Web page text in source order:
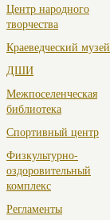
Центр народного
творчества
Краеведческий музей
ДШИ
Межпоселенческая
библиотека
Спортивный центр
Физкультурно-
оздоровительный
комплекс
Регламенты